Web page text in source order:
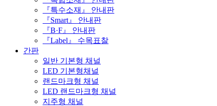
『특수소재』 안내판
『Smart』 안내판
『B·F』 안내판
『Label』 수목표찰
간판
일반 기본형 채널
LED 기본형채널
랜드마크형 채널
LED 랜드마크형 채널
지주형 채널